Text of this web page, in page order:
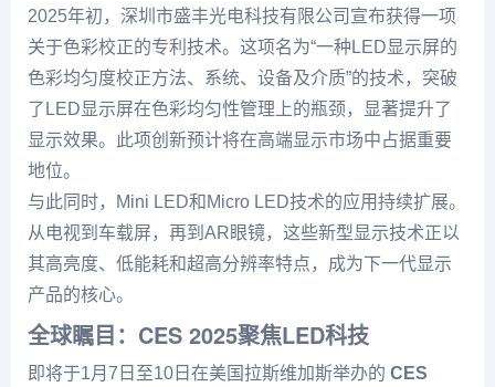
2025年初，深圳市盛丰光电科技有限公司宣布获得一项
关于色彩校正的专利技术。这项名为“一种LED显示屏的
色彩均匀度校正方法、系统、设备及介质”的技术，突破
了LED显示屏在色彩均匀性管理上的瓶颈，显著提升了
显示效果。此项创新预计将在高端显示市场中占据重要
地位。
与此同时，Mini LED和Micro LED技术的应用持续扩展。
从电视到车载屏，再到AR眼镜，这些新型显示技术正以
其高亮度、低能耗和超高分辨率特点，成为下一代显示
产品的核心。
全球瞩目：CES 2025聚焦LED科技
即将于1月7日至10日在美国拉斯维加斯举办的 CES